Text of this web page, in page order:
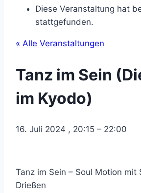
Diese Veranstaltung hat
stattgefunden.
« Alle Veranstaltungen
Tanz im Sein
im Kyodo)
16. Juli 2024 , 20:15 – 22:00
Tanz im Sein – Soul Motion mit
Drießen